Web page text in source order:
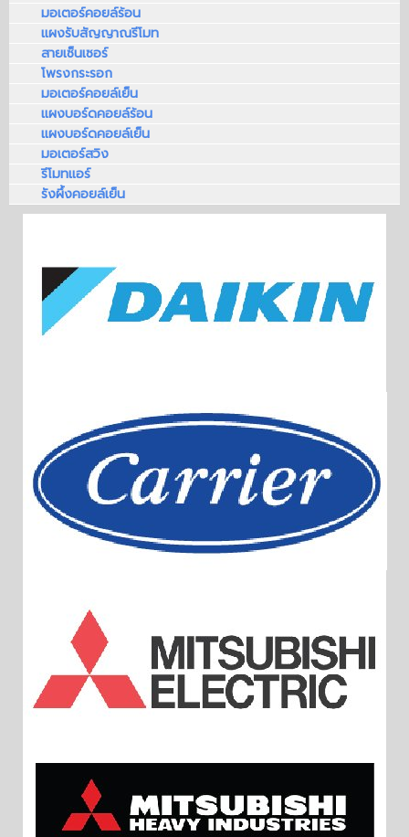
มอเตอร์คอยล์ร้อน
แผงรับสัญญาณรีโมท
สายเซ็นเซอร์
โพรงกระรอก
มอเตอร์คอยล์เย็น
แผงบอร์ดคอยล์ร้อน
แผงบอร์ดคอยล์เย็น
มอเตอร์สวิง
รีโมทแอร์
รังผึ้งคอยล์เย็น